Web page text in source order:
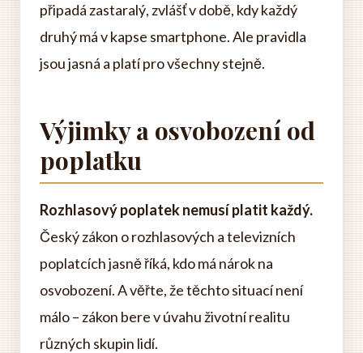
připadá zastaralý, zvlášť v době, kdy každý
druhý má v kapse smartphone. Ale pravidla
jsou jasná a platí pro všechny stejně.
Výjimky a osvobození od
poplatku
Rozhlasový poplatek nemusí platit každý.
Český zákon o rozhlasových a televizních
poplatcích jasně říká, kdo má nárok na
osvobození. A věřte, že těchto situací není
málo – zákon bere v úvahu životní realitu
různých skupin lidí.